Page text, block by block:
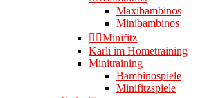
Maxibambinos
Minibambinos
👉🏻Minifitz
Karli im Hometraining
Minitraining
Bambinospiele
Minifitzspiele